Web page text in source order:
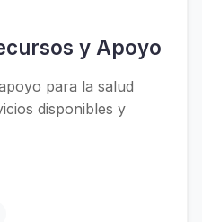
y Apoyo
para la salud
disponibles y